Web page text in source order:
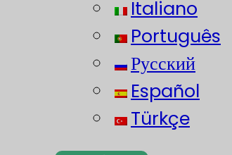
Italiano
Português
Русский
Español
Türkçe